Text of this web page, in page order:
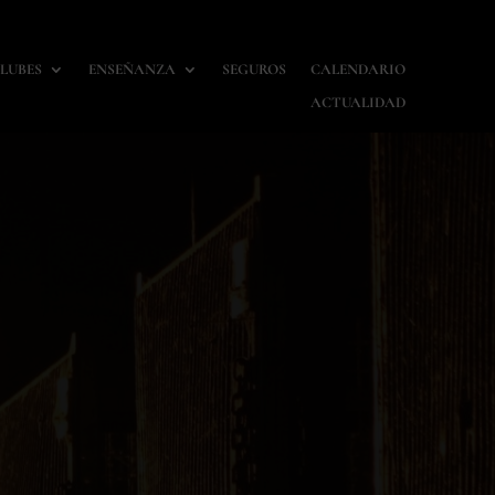
ENSEÑANZA SEGUROS
CALENDARIO
ACTUALIDAD